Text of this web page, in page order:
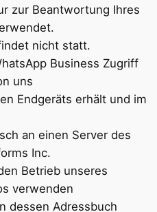
zur Beantwortung Ihres
nicht statt.
Business Zugriff
uns
Endgeräts erhält und im
an einen Server des
Inc.
Betrieb unseres
verwenden
dessen Adressbuch